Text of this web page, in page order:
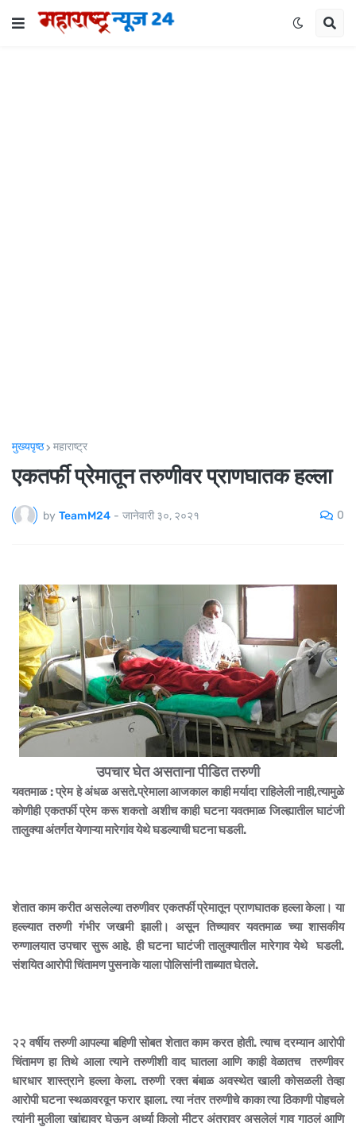
मुख्यपृष्ठ महाराष्ट्र
एकतर्फी प्रेमातून तरुणीवर प्राणघातक हल्ला
by TeamM24 - जानेवारी ३०, २०२१ 0
उपचार घेत असताना पीडित तरुणी
यवतमाळ : प्रेम हे अंधळ असते.प्रेमाला आजकाल काही मर्यादा राहिलेली नाही,त्यामुळे
कोणीही एकतर्फी प्रेम करू शकतो अशीच काही घटना यवतमाळ जिल्ह्यातील घाटंजी
तालुक्या अंतर्गत येणाऱ्या मारेगांव येथे घडल्याची घटना घडली.
शेतात काम करीत असलेल्या तरुणीवर एकतर्फी प्रेमातून प्राणघातक हल्ला केला। या
हल्ल्यात तरुणी गंभीर जखमी झाली। असून तिच्यावर यवतमाळ च्या शासकीय
रुग्णालयात उपचार सुरू आहे. ही घटना घाटंजी तालुक्यातील मारेगाव येथे घडली.
संशयित आरोपी चिंतामण पुसनाके याला पोलिसांनी ताब्यात घेतले.
२२ वर्षीय तरुणी आपल्या बहिणी सोबत शेतात काम करत होती. त्याच दरम्यान आरोपी
चिंतामण हा तिथे आला त्याने तरुणीशी वाद घातला आणि काही वेळातच तरुणीवर
धारधार शास्त्राने हल्ला केला. तरुणी रक्त बंबाळ अवस्थेत खाली कोसळली तेव्हा
आरोपी घटना स्थळावरवून फरार झाला. त्या नंतर तरुणीचे काका त्या ठिकाणी पोहचले
त्यांनी मुलीला खांद्यावर घेऊन अर्ध्या किलो मीटर अंतरावर असलेलं गाव गाठलं आणि